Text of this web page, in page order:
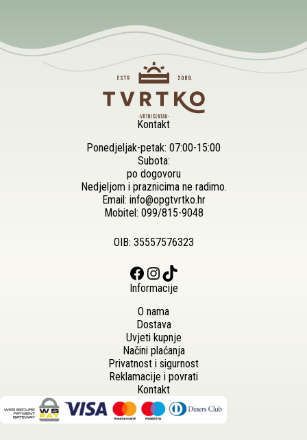
Kontakt
Ponedjeljak-petak: 07:00-15:00
Subota:
po dogovoru
Nedjeljom i praznicima ne radimo.
Email: info@opgtvrtko.hr
Mobitel: 099/815-9048
OIB: 35557576323
Facebook Instagram TikTok
Informacije
O nama
Dostava
Uvjeti kupnje
Načini plaćanja
Privatnost i sigurnost
Reklamacije i povrati
Kontakt